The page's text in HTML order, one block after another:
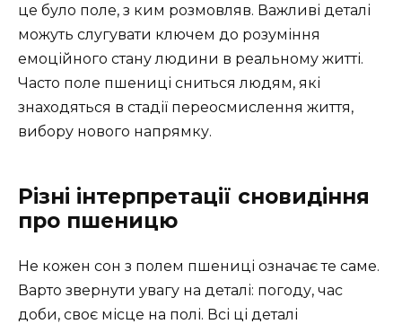
це було поле, з ким розмовляв. Важливі деталі
можуть слугувати ключем до розуміння
емоційного стану людини в реальному житті.
Часто поле пшениці сниться людям, які
знаходяться в стадії переосмислення життя,
вибору нового напрямку.
Різні інтерпретації сновидіння
про пшеницю
Не кожен сон з полем пшениці означає те саме.
Варто звернути увагу на деталі: погоду, час
доби, своє місце на полі. Всі ці деталі